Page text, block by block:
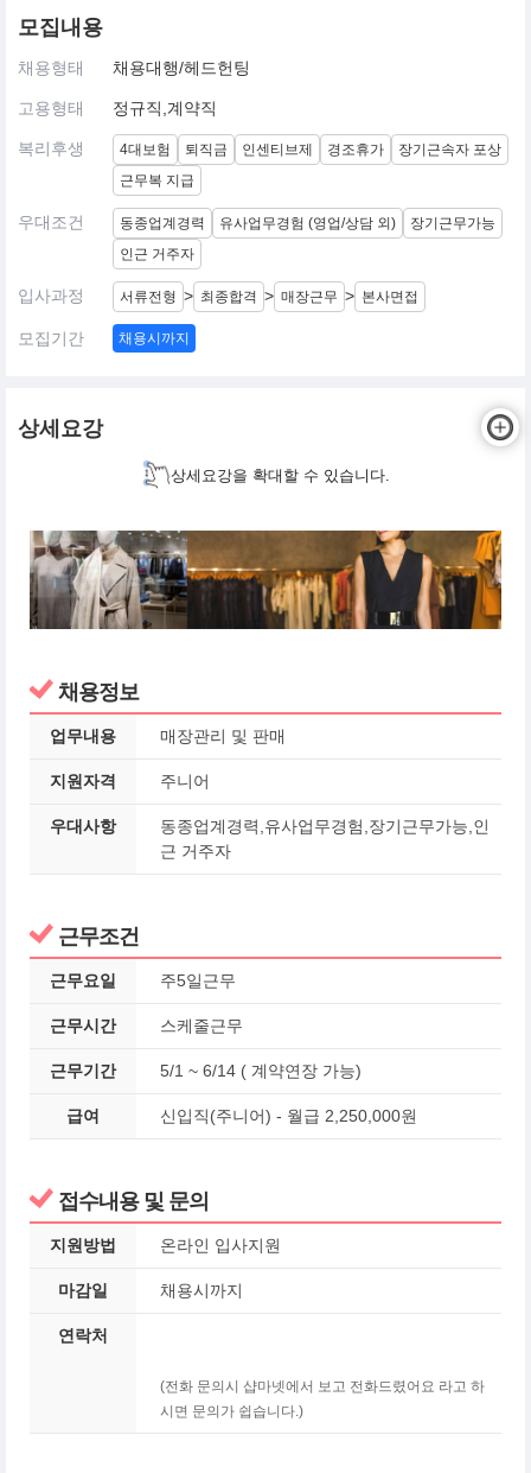
모집내용
채용형태 채용대행/헤드헌팅
고용형태 정규직,계약직
복리후생 4대보험 퇴직금 인센티브제 경조휴가
장기근속자 포상
근무복 지급
우대조건 동종업계경력 유사업무경험 (영업/상담 외)
장기근무가능
인근 거주자
입사과정 서류전형 > 최종합격 > 매장근무 > 본사면접
모집기간 채용시까지
상세요강
상세요강을 확대할 수 있습니다.
채용정보
업무내용 매장관리 및 판매
지원자격 주니어
우대사항
동종업계경력,유사업무경험,장기근무가능,인
근 거주자
근무조건
근무요일 주5일근무
근무시간 스케줄근무
근무기간 5/1 ~ 6/14 ( 계약연장 가능)
급여 신입직(주니어) - 월급 2,250,000원
접수내용 및 문의
지원방법 온라인 입사지원
마감일 채용시까지
연락처
(전화 문의시 샵마넷에서 보고 전화드렸어요 라고 하
시면 문의가 쉽습니다.)